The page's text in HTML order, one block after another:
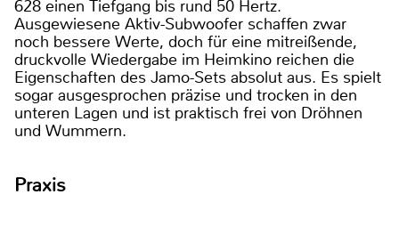
628 einen Tiefgang bis rund 50 Hertz.
Ausgewiesene Aktiv-Subwoofer schaffen zwar
noch bessere Werte, doch für eine mitreißende,
druckvolle Wiedergabe im Heimkino reichen die
Eigenschaften des Jamo-Sets absolut aus. Es spielt
sogar ausgesprochen präzise und trocken in den
unteren Lagen und ist praktisch frei von Dröhnen
und Wummern.
Praxis